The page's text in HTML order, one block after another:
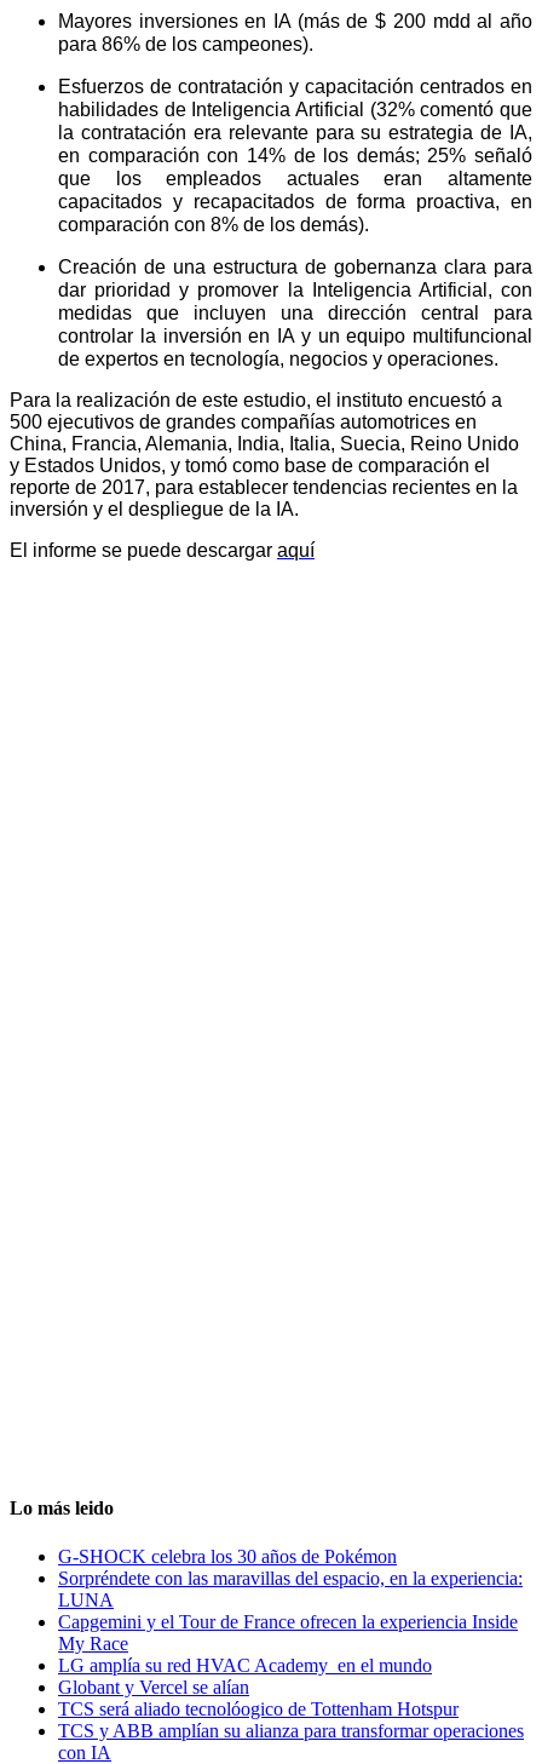
Mayores inversiones en IA (más de $ 200 mdd al año
para 86% de los campeones).
Esfuerzos de contratación y capacitación centrados en
habilidades de Inteligencia Artificial (32% comentó que
la contratación era relevante para su estrategia de IA,
en comparación con 14% de los demás; 25% señaló
que los empleados actuales eran altamente
capacitados y recapacitados de forma proactiva, en
comparación con 8% de los demás).
Creación de una estructura de gobernanza clara para
dar prioridad y promover la Inteligencia Artificial, con
medidas que incluyen una dirección central para
controlar la inversión en IA y un equipo multifuncional
de expertos en tecnología, negocios y operaciones.
Para la realización de este estudio, el instituto encuestó a
500 ejecutivos de grandes compañías automotrices en
China, Francia, Alemania, India, Italia, Suecia, Reino Unido
y Estados Unidos, y tomó como base de comparación el
reporte de 2017, para establecer tendencias recientes en la
inversión y el despliegue de la IA.
El informe se puede descargar aquí
Lo más leido
G-SHOCK celebra los 30 años de Pokémon
Sorpréndete con las maravillas del espacio, en la experiencia:
LUNA
Capgemini y el Tour de France ofrecen la experiencia Inside
My Race
LG amplía su red HVAC Academy en el mundo
Globant y Vercel se alían
TCS será aliado tecnolóogico de Tottenham Hotspur
TCS y ABB amplían su alianza para transformar operaciones
con IA